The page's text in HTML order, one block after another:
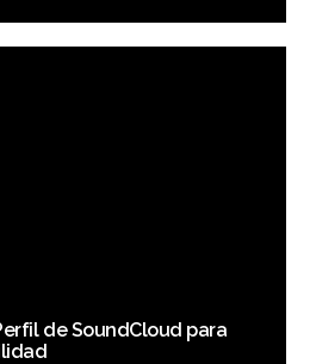
de SoundCloud para